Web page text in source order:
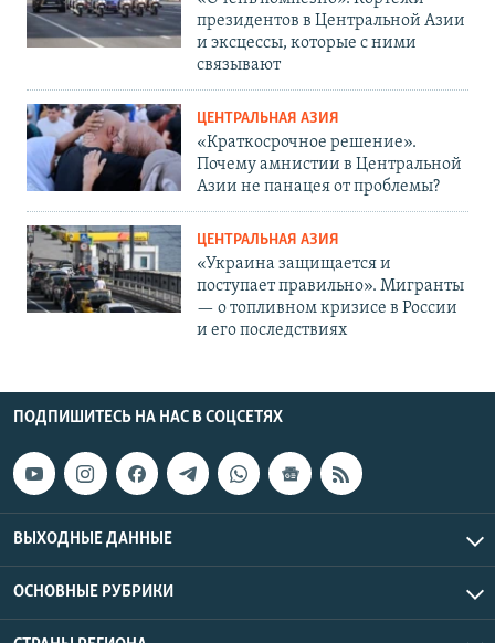
президентов в Центральной Азии
и эксцессы, которые с ними
связывают
ЦЕНТРАЛЬНАЯ АЗИЯ
«Краткосрочное решение».
Почему амнистии в Центральной
Азии не панацея от проблемы?
ЦЕНТРАЛЬНАЯ АЗИЯ
«Украина защищается и
поступает правильно». Мигранты
— о топливном кризисе в России
и его последствиях
ПОДПИШИТЕСЬ НА НАС В СОЦСЕТЯХ
ВЫХОДНЫЕ ДАННЫЕ
ОСНОВНЫЕ РУБРИКИ